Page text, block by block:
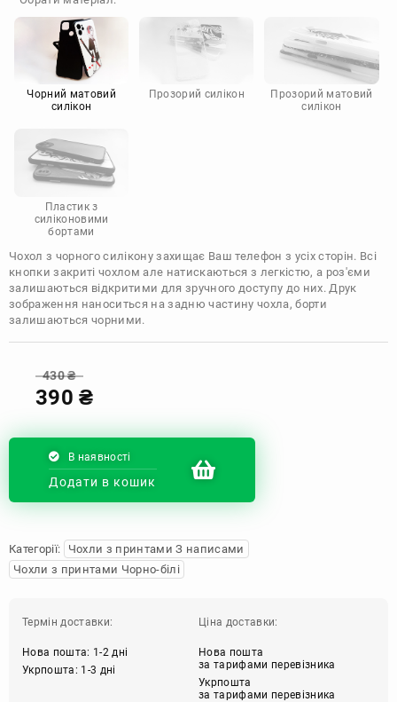
Doogee
Infinix
Sony
Motorola
Чорний матовий
силікон
Прозорий силікон
Прозорий матовий
силікон
Пластик з
силіконовими
бортами
Чохол з чорного силікону захищає Ваш телефон з усіх сторін. Всі
кнопки закриті чохлом але натискаються з легкістю, а роз'єми
залишаються відкритими для зручного доступу до них. Друк
зображення наноситься на задню частину чохла, борти
залишаються чорними.
430₴
390₴
В наявності
Додати в кошик
Категорії:
Чохли з принтами З написами
Чохли з принтами Чорно-білі
Термін доставки:
Нова пошта: 1-2 дні
Укрпошта: 1-3 дні
Ціна доставки:
Нова пошта
за тарифами перевізника
Укрпошта
за тарифами перевізника